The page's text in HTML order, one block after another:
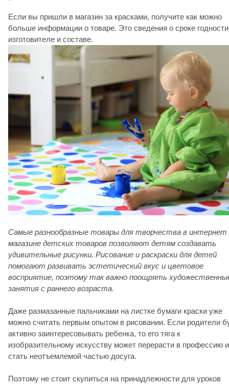
Если вы пришли в магазин за красками, получите как можно
больше информации о товаре. Это сведения о сроке
изготовителе и составе.
Самые разнообразные товары для творчества в интернет
магазине детских товаров позволяют детям создавать
удивительные рисунки. Рисование и раскраски для детей
помогают развивать эстетический вкус и цветовое
восприятие, поэтому так важно поощрять
занятия с раннего возраста.
Даже размазанные пальчиками на листке бумаги краски уже
можно считать первым опытом в рисовании. Если родители
активно заинтересовывать ребенка, то его тяга к
изобразительному искусству может перерасти в профессию
стать неотъемлемой частью досуга.
Поэтому не стоит скупиться на принадлежности для уроков